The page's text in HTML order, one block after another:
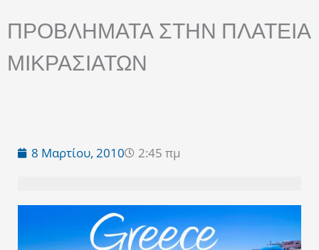
k
ΠΡΟΒΛΗΜΑΤΑ ΣΤΗΝ ΠΛΑΤΕΙΑ
ΜΙΚΡΑΣΙΑΤΩΝ
8 Μαρτίου, 2010 2:45 πμ